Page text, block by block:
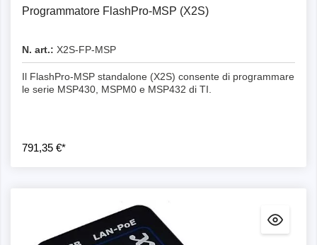
Programmatore FlashPro-MSP (X2S)
N. art.: X2S-FP-MSP
Il FlashPro-MSP standalone (X2S) consente di programmare
le serie MSP430, MSPM0 e MSP432 di TI.
791,35 €*